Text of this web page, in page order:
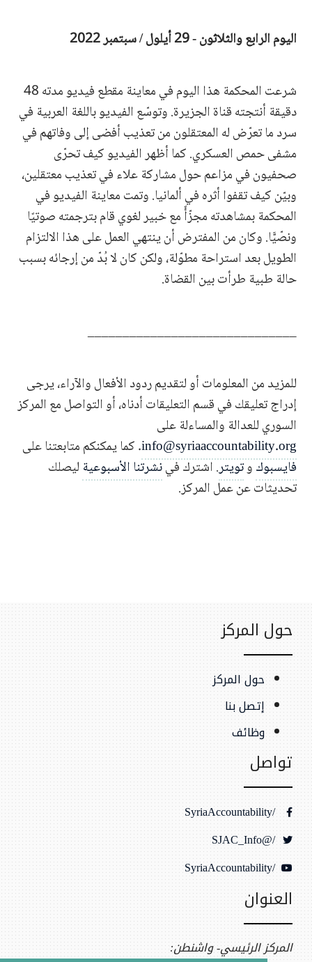
اليوم الرابع والثلاثون - 29 أيلول / سبتمبر 2022
شرعت المحكمة هذا اليوم في معاينة مقطع فيديو مدته 48
دقيقة أنتجته قناة الجزيرة. وتوسّع الفيديو باللغة العربية في
سرد ما تعرّض له المعتقلون من تعذيب أفضى إلى وفاتهم في
مشفى حمص العسكري. كما أظهر الفيديو كيف تحرّى
صحفيون في مزاعم حول مشاركة علاء في تعذيب معتقلين،
وبيّن كيف تقفوا أثره في ألمانيا. وتمت معاينة الفيديو في
المحكمة بمشاهدته مجزّأً مع خبير لغوي قام بترجمته صوتيًا
ونصّيًّا. وكان من المفترض أن ينتهي العمل على هذا الالتزام
الطويل بعد استراحة مطوّلة، ولكن كان لا بُدّ من إرجائه بسبب
حالة طبية طرأت بين القضاة.
______________________________
للمزيد من المعلومات أو لتقديم ردود الأفعال والآراء، يرجى
إدراج تعليقك في قسم التعليقات أدناه، أو التواصل مع المركز
السوري للعدالة والمساءلة على
info@syriaaccountability.org. كما يمكنكم متابعتنا على
فايسبوكوتويتر. اشترك فينشرتنا الأسبوعية ليصلك
تحديثات عن عمل المركز.
حول المركز
حول المركز
إتصل بنا
وظائف
تواصل
/SyriaAccountability
/@SJAC_Info
/SyriaAccountability
العنوان
المركز الرئيسي- واشنطن: